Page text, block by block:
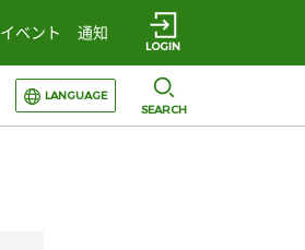
イベント 通知
LOGIN
選択すると言語の切替が発生します
LANGUAGE
SEARCH